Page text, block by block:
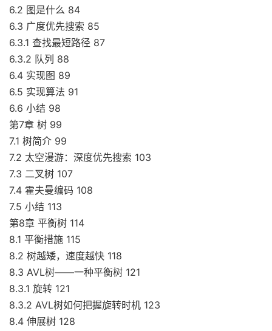
6.2 图是什么 84
6.3 广度优先搜索 85
6.3.1 查找最短路径 87
6.3.2 队列 88
6.4 实现图 89
6.5 实现算法 91
6.6 小结 98
第7章 树 99
7.1 树简介 99
7.2 太空漫游：深度优先搜索 103
7.3 二叉树 107
7.4 霍夫曼编码 108
7.5 小结 113
第8章 平衡树 114
8.1 平衡措施 115
8.2 树越矮，速度越快 118
8.3 AVL树——一种平衡树 121
8.3.1 旋转 121
8.3.2 AVL树如何把握旋转时机 123
8.4 伸展树 128